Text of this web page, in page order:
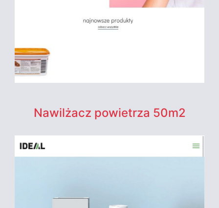
Nawilżacz powietrza 50m2